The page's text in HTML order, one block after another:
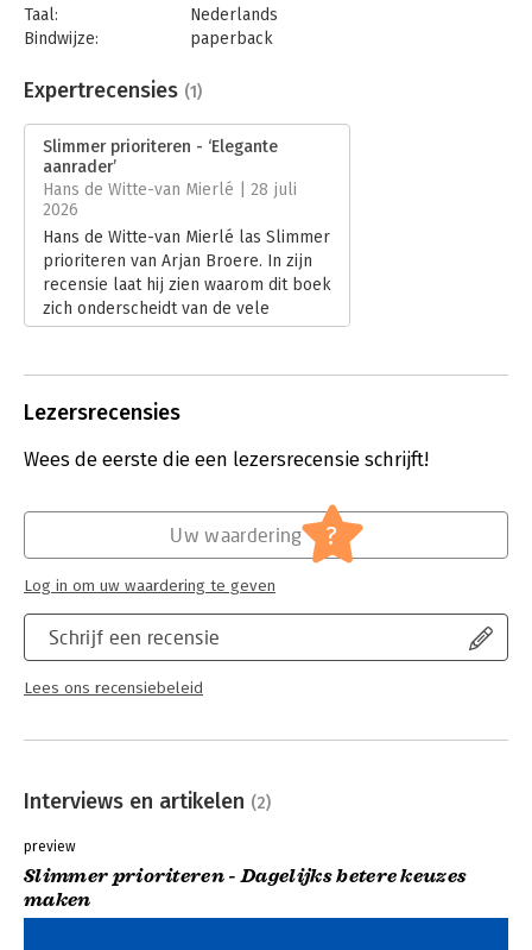
Taal:
Nederlands
Bindwijze:
paperback
Uitgever:
Boom
Verschijningsdatum:
31-3-2026
Hoofdrubriek: Persoonlijke effectiviteit
Expertrecensies (1)
Slimmer prioriteren - ‘Elegante
aanrader’
Hans de Witte-van Mierlé | 28 juli
2026
Hans de Witte-van Mierlé las Slimmer
prioriteren van Arjan Broere. In zijn
recensie laat hij zien waarom dit boek
zich onderscheidt van de vele
publicaties over timemanagement en
bekende inzichten met een
praktische, flexibele methode die
aansluit op de dagelijkse praktijk van
Lezersrecensies
Wees de eerste die een lezersrecensie schrijft!
Schrijf een recensie
Lees ons recensiebeleid
Uw waardering ?
Log in om uw waardering te geven
Interviews en artikelen (2)
preview
Slimmer prioriteren - Dagelijks betere keuzes
maken